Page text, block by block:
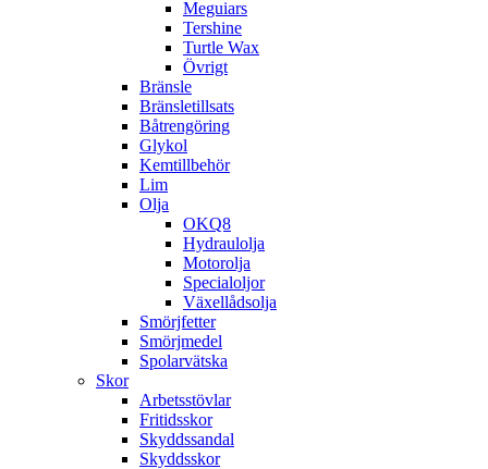
Meguiars
Tershine
Turtle Wax
Övrigt
Bränsle
Bränsletillsats
Båtrengöring
Glykol
Kemtillbehör
Lim
Olja
OKQ8
Hydraulolja
Motorolja
Specialoljor
Växellådsolja
Smörjfetter
Smörjmedel
Spolarvätska
Skor
Arbetsstövlar
Fritidsskor
Skyddssandal
Skyddsskor